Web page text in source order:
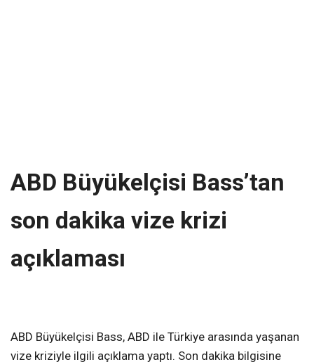
ABD Büyükelçisi Bass’tan
son dakika vize krizi
açıklaması
ABD Büyükelçisi Bass, ABD ile Türkiye arasında yaşanan
vize kriziyle ilgili açıklama yaptı. Son dakika bilgisine